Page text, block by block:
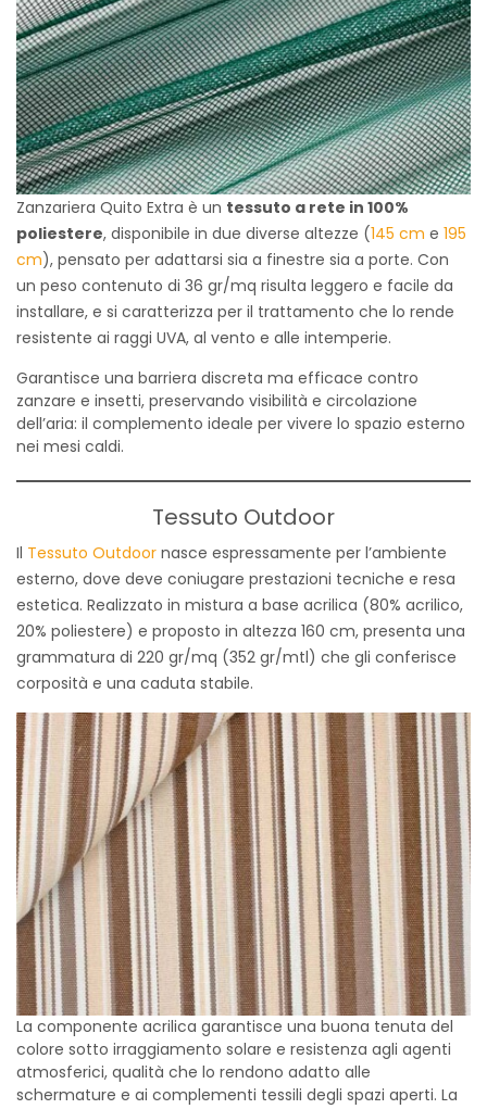
Zanzariera Quito Extra è un tessuto a rete in 100%
poliestere, disponibile in due diverse altezze (145 cm e 195
cm), pensato per adattarsi sia a finestre sia a porte. Con
un peso contenuto di 36 gr/mq risulta leggero e facile da
installare, e si caratterizza per il trattamento che lo rende
resistente ai raggi UVA, al vento e alle intemperie.
Garantisce una barriera discreta ma efficace contro
zanzare e insetti, preservando visibilità e circolazione
dell’aria: il complemento ideale per vivere lo spazio esterno
nei mesi caldi.
Tessuto Outdoor
Il Tessuto Outdoor nasce espressamente per l’ambiente
esterno, dove deve coniugare prestazioni tecniche e resa
estetica. Realizzato in mistura a base acrilica (80% acrilico,
20% poliestere) e proposto in altezza 160 cm, presenta una
grammatura di 220 gr/mq (352 gr/mtl) che gli conferisce
corposità e una caduta stabile.
La componente acrilica garantisce una buona tenuta del
colore sotto irraggiamento solare e resistenza agli agenti
atmosferici, qualità che lo rendono adatto alle
schermature e ai complementi tessili degli spazi aperti. La